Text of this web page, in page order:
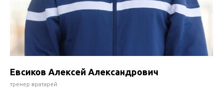
Евсиков Алексей Александрович
тренер вратарей